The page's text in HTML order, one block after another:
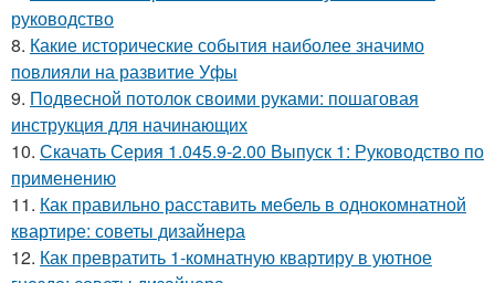
руководство
8. Какие исторические события наиболее значимо
повлияли на развитие Уфы
9. Подвесной потолок своими руками: пошаговая
инструкция для начинающих
10. Скачать Серия 1.045.9-2.00 Выпуск 1: Руководство по
применению
11. Как правильно расставить мебель в однокомнатной
квартире: советы дизайнера
12. Как превратить 1-комнатную квартиру в уютное